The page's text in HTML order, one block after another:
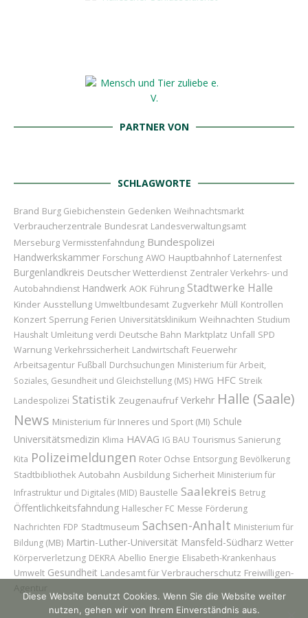
PARTNER VON
SCHLAGWORTE
Brand Burg Giebichenstein Gedenken Weihnachtsmarkt
Verbraucherzentrale Bundesrat Landesverwaltungsamt
Merseburg Vermisstenfahndung Bundespolizei
Handwerkskammer Forschung AWO Hauptbahnhof Laternenfest
Burgenlandkreis Deutscher Wetterdienst Zentraler Verkehrs- und
Autobahndienst Handwerk AOK Führung Stadtwerke Halle
Kinder Ausstellung Umweltbundesamt Zugverkehr Müll Kontrollen
Konzert Sperrung Ferien Universitätsklinikum Weihnachten Studium
Haushalt Umleitung verdi Deutsche Bahn Marktplatz Unfall SPD
Warnung Verkehrssicherheit Landwirtschaft Feuerwehr
Arbeitsagentur Fußball Durchsuchungen Ministerium für Arbeit,
Soziales, Gesundheit und Gleichstellung (MS) HWG HFC Streik
Landespolizei Statistik Zeugenaufruf Verkehr Halle (Saale)
News Ministerium für Inneres und Sport (MI) Schule
Universitätsmedizin Klima HAVAG IG BAU Tourismus Sanierung
Kita Polizeimeldungen Roter Ochse Entsorgung Bevölkerung
Stadtbibliothek Autobahn Ausbildung Sicherheit Ministerium für
Infrastruktur und Digitales (MID) Baustelle Saalekreis Betrug
Öffentlichkeitsfahndung Hallescher FC Messe Förderung
Nachrichten FDP Stadtmuseum Sachsen-Anhalt Ministerium für
Bildung (MB) Martin-Luther-Universität Mansfeld-Südharz Wetter
Körperverletzung DEKRA Abellio Energie Elisabeth-Krankenhaus
Umwelt Gesundheit Landesamt für Verbraucherschutz Freiwilligen-
Diese Website benutzt Cookies. Wenn Sie die Website weiter
nutzen, gehen wir von Ihrem Einverständnis aus.